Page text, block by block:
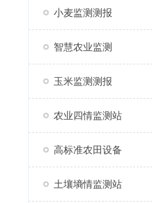
小麦监测测报
智慧农业监测
玉米监测测报
农业四情监测站
高标准农田设备
土壤墒情监测站